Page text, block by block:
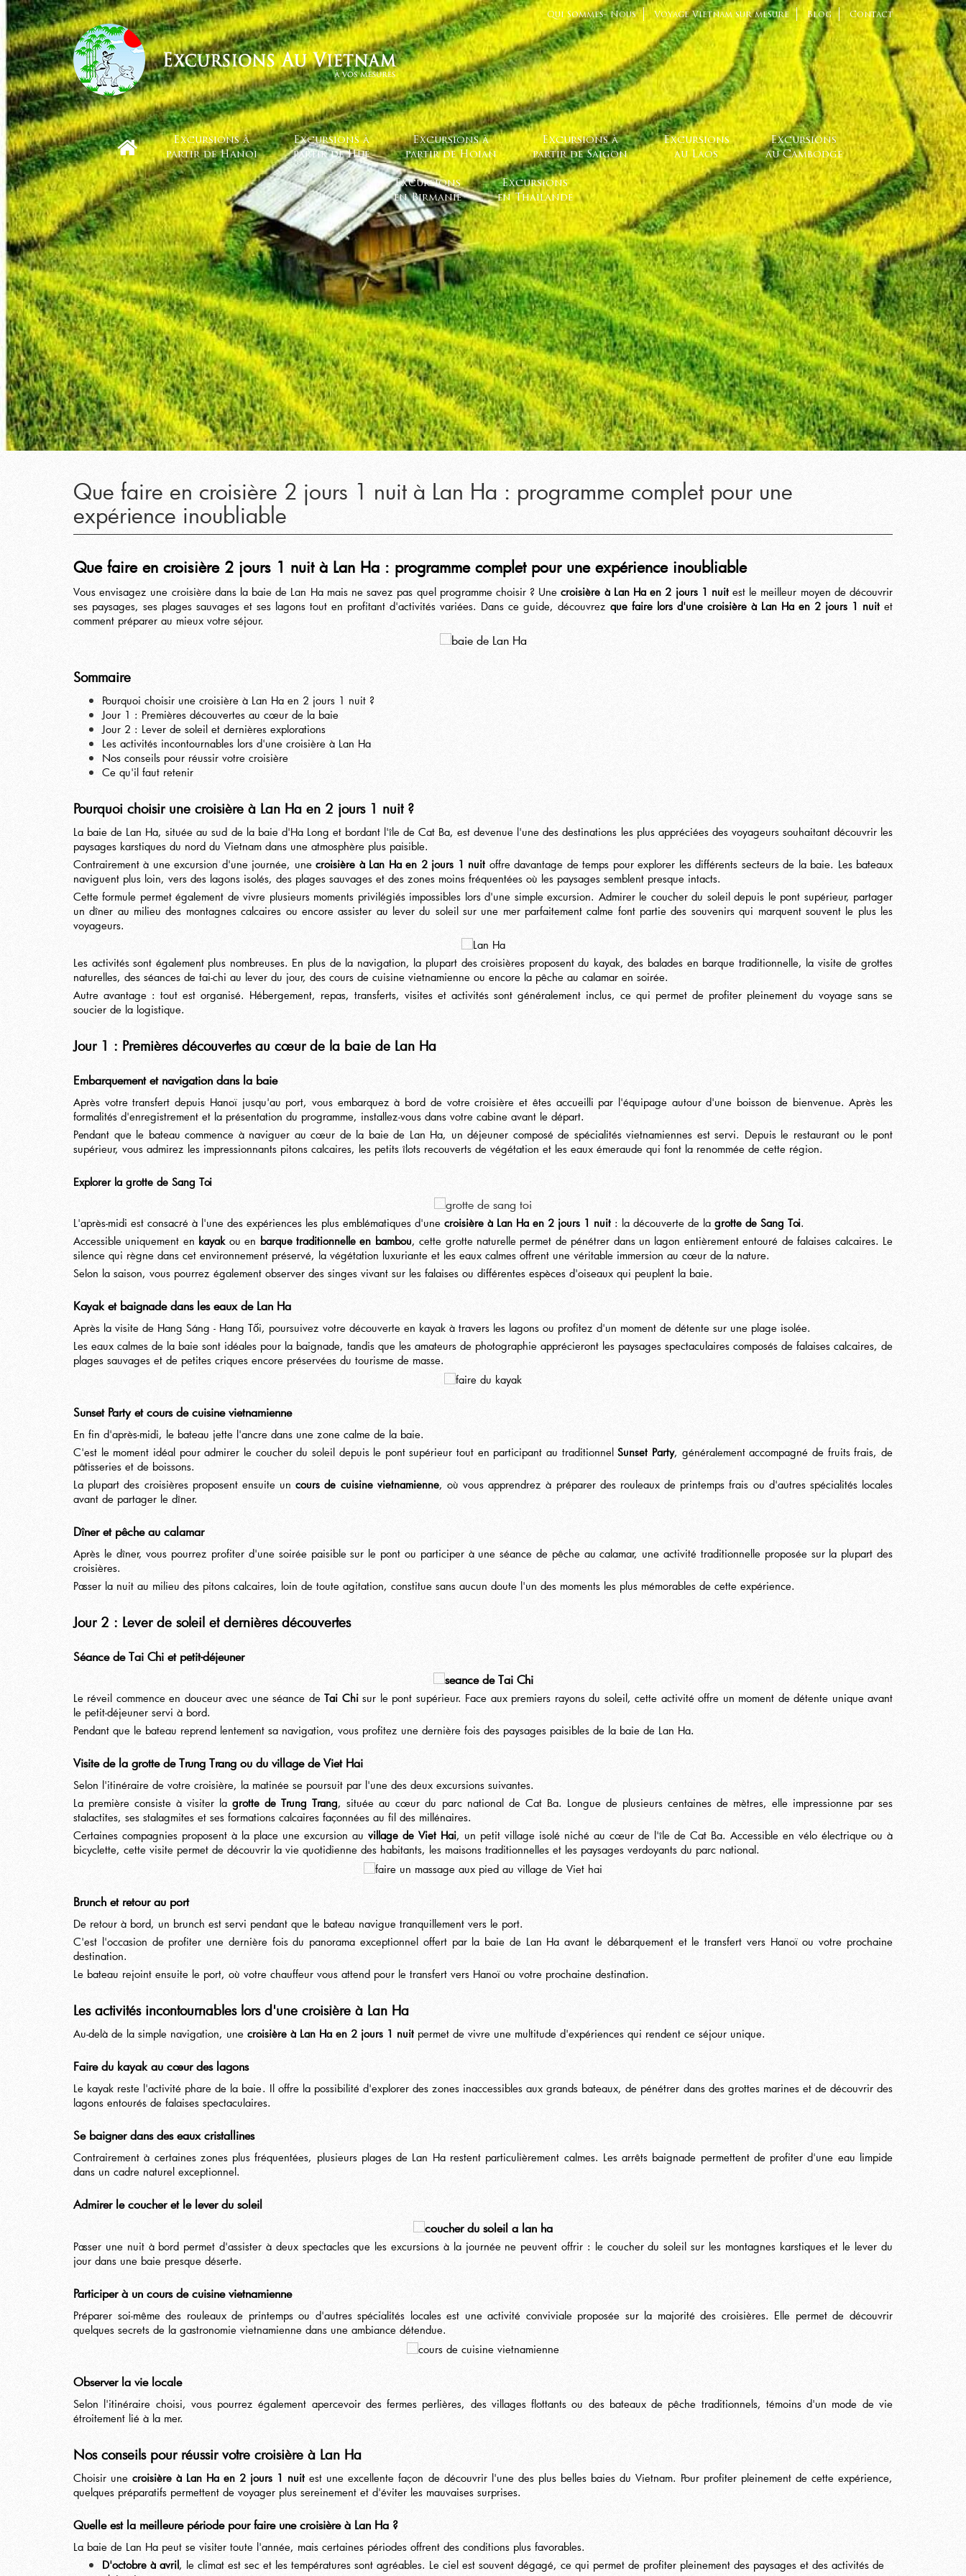
Qui Sommes- Nous Voyage Vietnam sur mesure Blog Contact
Excursions à
partir de Hanoi
Excursions à
partir de Hue
Excursions à
partir de Hoian
Excursions à
partir de Saigon
Excursions
au Laos
Excursions
au Cambodge
Excursions
en Birmanie
Excursions
en Thailande
Que faire en croisière 2 jours 1 nuit à Lan Ha : programme complet pour une
expérience inoubliable
Que faire en croisière 2 jours 1 nuit à Lan Ha : programme complet pour une expérience inoubliable
Vous envisagez une croisière dans la baie de Lan Ha mais ne savez pas quel programme choisir ? Unecroisière à Lan Ha en 2 jours 1 nuitest le meilleur moyen de découvrir
ses paysages, ses plages sauvages et ses lagons tout en profitant d'activités variées. Dans ce guide, découvrez que faire lors d'une croisière à Lan Ha en 2 jours 1 nuit et
comment préparer au mieux votre séjour.
Sommaire
Pourquoi choisir une croisière à Lan Ha en 2 jours 1 nuit ?
Jour 1 : Premières découvertes au cœur de la baie
Jour 2 : Lever de soleil et dernières explorations
Les activités incontournables lors d'une croisière à Lan Ha
Nos conseils pour réussir votre croisière
Ce qu'il faut retenir
Pourquoi choisir une croisière à Lan Ha en 2 jours 1 nuit ?
La baie de Lan Ha, située au sud de la baie d'Ha Long et bordant l'île de Cat Ba, est devenue l'une des destinations les plus appréciées des voyageurs souhaitant découvrir les
paysages karstiques du nord du Vietnam dans une atmosphère plus paisible.
Contrairement à une excursion d'une journée, unecroisière à Lan Ha en 2 jours 1 nuit offre davantage de temps pour explorer les différents secteurs de la baie. Les bateaux
naviguent plus loin, vers des lagons isolés, des plages sauvages et des zones moins fréquentées où les paysages semblent presque intacts.
Cette formule permet également de vivre plusieurs moments privilégiés impossibles lors d'une simple excursion. Admirer le coucher du soleil depuis le pont supérieur, partager
un dîner au milieu des montagnes calcaires ou encore assister au lever du soleil sur une mer parfaitement calme font partie des souvenirs qui marquent souvent le plus les
voyageurs.
Les activités sont également plus nombreuses. En plus de la navigation, la plupart des croisières proposent du kayak, des balades en barque traditionnelle, la visite de grottes
naturelles, des séances de tai-chi au lever du jour, des cours de cuisine vietnamienne ou encore la pêche au calamar en soirée.
Autre avantage : tout est organisé. Hébergement, repas, transferts, visites et activités sont généralement inclus, ce qui permet de profiter pleinement du voyage sans se
soucier de la logistique.
Jour 1 : Premières découvertes au cœur de la baie de Lan Ha
Embarquement et navigation dans la baie
Après votre transfert depuis Hanoï jusqu'au port, vous embarquez à bord de votre croisière et êtes accueilli par l'équipage autour d'une boisson de bienvenue. Après les
formalités d'enregistrement et la présentation du programme, installez-vous dans votre cabine avant le départ.
Pendant que le bateau commence à naviguer au cœur de la baie de Lan Ha, un déjeuner composé de spécialités vietnamiennes est servi. Depuis le restaurant ou le pont
supérieur, vous admirez les impressionnants pitons calcaires, les petits îlots recouverts de végétation et les eaux émeraude qui font la renommée de cette région.
Explorer la grotte de Sang Toi
L'après-midi est consacré à l'une des expériences les plus emblématiques d'une croisière à Lan Ha en 2 jours 1 nuit : la découverte de la grotte de Sang Toi.
Accessible uniquement en kayakou en barque traditionnelle en bambou, cette grotte naturelle permet de pénétrer dans un lagon entièrement entouré de falaises calcaires. Le
silence qui règne dans cet environnement préservé, la végétation luxuriante et les eaux calmes offrent une véritable immersion au cœur de la nature.
Selon la saison, vous pourrez également observer des singes vivant sur les falaises ou différentes espèces d'oiseaux qui peuplent la baie.
Kayak et baignade dans les eaux de Lan Ha
Après la visite de Hang Sáng - Hang Tối, poursuivez votre découverte en kayak à travers les lagons ou profitez d'un moment de détente sur une plage isolée.
Les eaux calmes de la baie sont idéales pour la baignade, tandis que les amateurs de photographie apprécieront les paysages spectaculaires composés de falaises calcaires, de
plages sauvages et de petites criques encore préservées du tourisme de masse.
Sunset Party et cours de cuisine vietnamienne
En fin d'après-midi, le bateau jette l'ancre dans une zone calme de la baie.
C'est le moment idéal pour admirer le coucher du soleil depuis le pont supérieur tout en participant au traditionnelSunset Party, généralement accompagné de fruits frais, de
pâtisseries et de boissons.
La plupart des croisières proposent ensuite uncours de cuisine vietnamienne, où vous apprendrez à préparer des rouleaux de printemps frais ou d'autres spécialités locales
avant de partager le dîner.
Dîner et pêche au calamar
Après le dîner, vous pourrez profiter d'une soirée paisible sur le pont ou participer à une séance de pêche au calamar, une activité traditionnelle proposée sur la plupart des
croisières.
Passer la nuit au milieu des pitons calcaires, loin de toute agitation, constitue sans aucun doute l'un des moments les plus mémorables de cette expérience.
Jour 2 : Lever de soleil et dernières découvertes
Séance de Tai Chi et petit-déjeuner
Le réveil commence en douceur avec une séance deTai Chisur le pont supérieur. Face aux premiers rayons du soleil, cette activité offre un moment de détente unique avant
le petit-déjeuner servi à bord.
Pendant que le bateau reprend lentement sa navigation, vous profitez une dernière fois des paysages paisibles de la baie de Lan Ha.
Visite de la grotte de Trung Trang ou du village de Viet Hai
Selon l'itinéraire de votre croisière, la matinée se poursuit par l'une des deux excursions suivantes.
La première consiste à visiter lagrotte de Trung Trang, située au cœur du parc national de Cat Ba. Longue de plusieurs centaines de mètres, elle impressionne par ses
stalactites, ses stalagmites et ses formations calcaires façonnées au fil des millénaires.
Certaines compagnies proposent à la place une excursion au village de Viet Hai, un petit village isolé niché au cœur de l'île de Cat Ba. Accessible en vélo électrique ou à
bicyclette, cette visite permet de découvrir la vie quotidienne des habitants, les maisons traditionnelles et les paysages verdoyants du parc national.
Brunch et retour au port
De retour à bord, un brunch est servi pendant que le bateau navigue tranquillement vers le port.
C'est l'occasion de profiter une dernière fois du panorama exceptionnel offert par la baie de Lan Ha avant le débarquement et le transfert vers Hanoï ou votre prochaine
destination.
Le bateau rejoint ensuite le port, où votre chauffeur vous attend pour le transfert vers Hanoï ou votre prochaine destination.
Les activités incontournables lors d'une croisière à Lan Ha
Au-delà de la simple navigation, une croisière à Lan Ha en 2 jours 1 nuit permet de vivre une multitude d'expériences qui rendent ce séjour unique.
Faire du kayak au cœur des lagons
Le kayak reste l'activité phare de la baie. Il offre la possibilité d'explorer des zones inaccessibles aux grands bateaux, de pénétrer dans des grottes marines et de découvrir des
lagons entourés de falaises spectaculaires.
Se baigner dans des eaux cristallines
Contrairement à certaines zones plus fréquentées, plusieurs plages de Lan Ha restent particulièrement calmes. Les arrêts baignade permettent de profiter d'une eau limpide
dans un cadre naturel exceptionnel.
Admirer le coucher et le lever du soleil
Passer une nuit à bord permet d'assister à deux spectacles que les excursions à la journée ne peuvent offrir : le coucher du soleil sur les montagnes karstiques et le lever du
jour dans une baie presque déserte.
Participer à un cours de cuisine vietnamienne
Préparer soi-même des rouleaux de printemps ou d'autres spécialités locales est une activité conviviale proposée sur la majorité des croisières. Elle permet de découvrir
quelques secrets de la gastronomie vietnamienne dans une ambiance détendue.
Observer la vie locale
Selon l'itinéraire choisi, vous pourrez également apercevoir des fermes perlières, des villages flottants ou des bateaux de pêche traditionnels, témoins d'un mode de vie
étroitement lié à la mer.
Nos conseils pour réussir votre croisière à Lan Ha
Choisir unecroisière à Lan Ha en 2 jours 1 nuit est une excellente façon de découvrir l'une des plus belles baies du Vietnam. Pour profiter pleinement de cette expérience,
quelques préparatifs permettent de voyager plus sereinement et d'éviter les mauvaises surprises.
Quelle est la meilleure période pour faire une croisière à Lan Ha ?
La baie de Lan Ha peut se visiter toute l'année, mais certaines périodes offrent des conditions plus favorables.
D'octobre à avril, le climat est sec et les températures sont agréables. Le ciel est souvent dégagé, ce qui permet de profiter pleinement des paysages et des activités de